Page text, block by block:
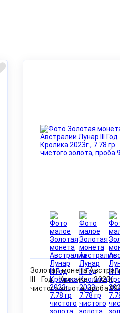
Золотая монета
III Год Кролика
чистого золота, проба